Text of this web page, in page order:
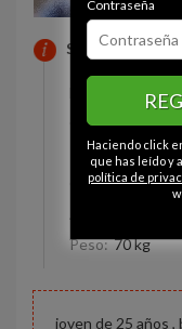
SOBRE MI
Estado civil:
Ojos: Gris
Pelo: Moreno
Constitución:
Peso: 70 kg
joven de 25 años
Contraseña
Haciendo click
que has leído y
política de